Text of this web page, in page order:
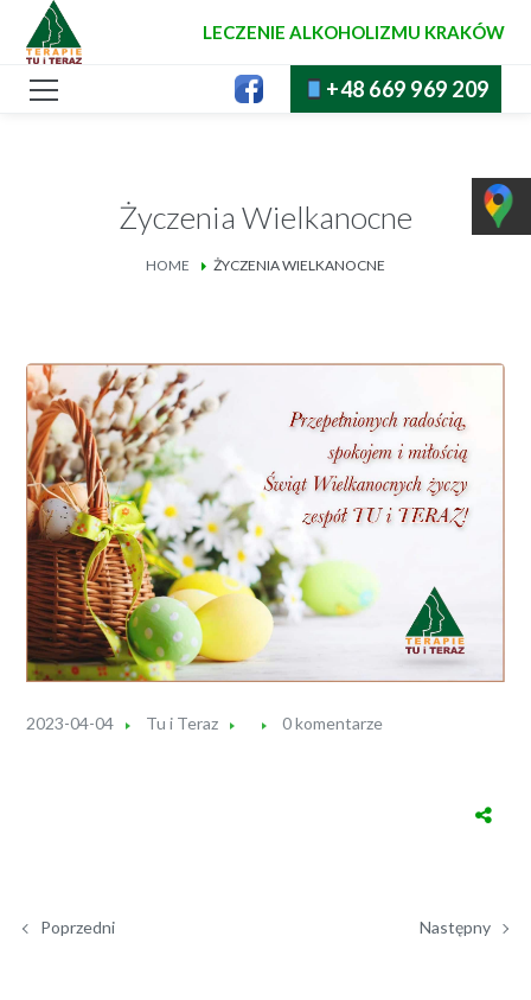
LECZENIE ALKOHOLIZMU KRAKÓW
+48 669 969 209
Życzenia Wielkanocne
HOME ŻYCZENIA WIELKANOCNE
2023-04-04 Tu i Teraz 0 komentarze
Poprzedni Następny